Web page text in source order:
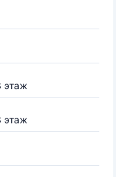
этаж
этаж